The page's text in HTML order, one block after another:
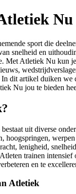
Nu
sport die
snelheid en
Met Atletiek Nu kun
In dit artikel duiken we
Nu jou te bieden
uit diverse
hoogspringen,
lenigheid,
trainen intensief
en te
Atletiek